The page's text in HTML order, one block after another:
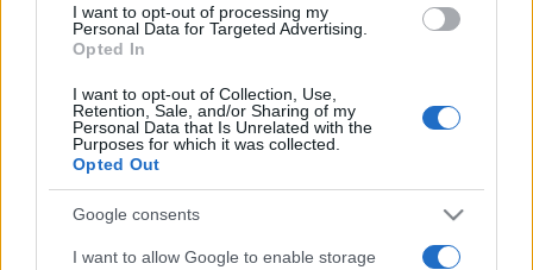
I want to opt-out of processing my
Personal Data for Targeted Advertising.
Opted In
I want to opt-out of Collection, Use,
Retention, Sale, and/or Sharing of my
Personal Data that Is Unrelated with the
Purposes for which it was collected.
Opted Out
Google consents
I want to allow Google to enable storage
FILMZENE GYÁSZ HÍREK JAN A.P. KACZMAREK
MEGOSZTÁS